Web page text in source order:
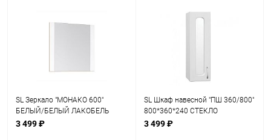
SL Зеркало "МОНАКО 600"
БЕЛЫЙ/БЕЛЫЙ ЛАКОБЕЛЬ
3 499 ₽
SL Шкаф навесной "ПШ 360/800"
800*360*240 СТЕКЛО
3 499 ₽